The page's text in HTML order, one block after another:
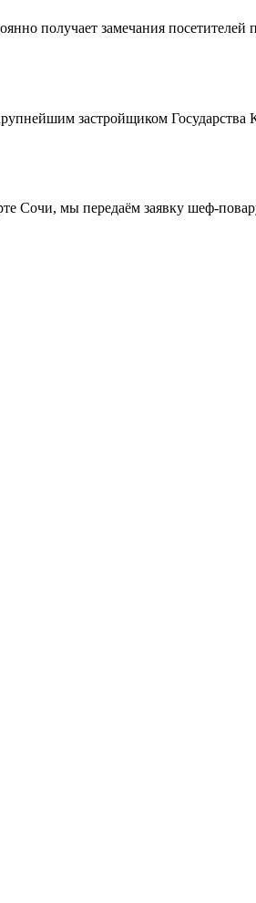
получает замечания
застройщиком
Сочи, мы передаём заявку шеф-